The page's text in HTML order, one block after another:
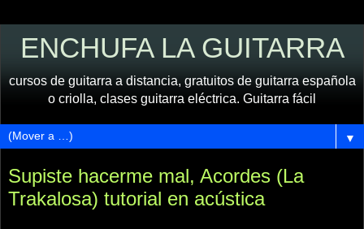
ENCHUFA LA GUITARRA
cursos de guitarra a distancia, gratuitos de guitarra española
o criolla, clases guitarra eléctrica. Guitarra fácil
▼
Supiste hacerme mal, Acordes (La
Trakalosa) tutorial en acústica